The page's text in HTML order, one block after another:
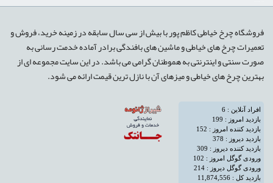
چرخ خیاطی کاظم پور با بیش از سی سال سابقه در زمینه خرید، فروش و
چرخ های خیاطی و ماشین های بافندگی برادر آماده خدمت رسانی به
سنتی و اینترنتی به هموطنان گرامی می باشد. در این سایت مجموعه ای از
چرخ های خیاطی و میزهای آن با نازل ترین قیمت ارائه می شود.